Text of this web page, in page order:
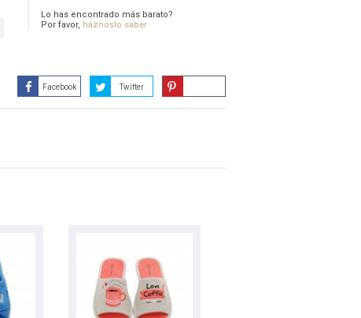
Lo has encontrado más barato?
Por favor, háznoslo saber
Facebook Twitter